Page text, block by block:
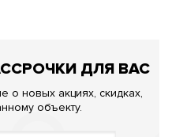
ДЛЯ ВАС
новых акциях, скидках,
объекту.